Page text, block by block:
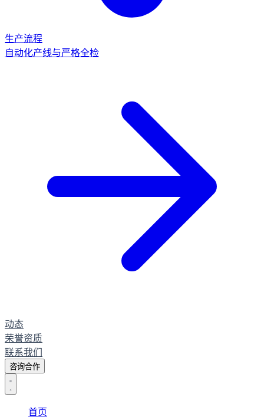
生产流程
自动化产线与严格全检
动态
荣誉资质
联系我们
咨询合作
首页